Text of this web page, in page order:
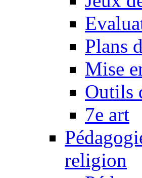
Plans
Mise
Outils
7e art
religion